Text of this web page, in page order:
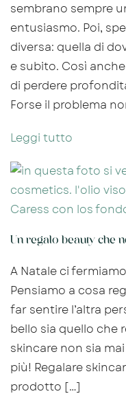
sembrano sempre
entusiasmo. Poi,
diversa: quella di
e subito. Così
di perdere
Forse il problema
Leggi tutto
Un regalo beauty che
A Natale ci
Pensiamo a cosa
far sentire l’altra
bello sia quello che
skincare non sia
più! Regalare
prodotto […]